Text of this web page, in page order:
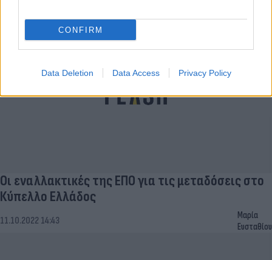
CONFIRM
Data Deletion Data Access Privacy Policy
Οι εναλλακτικές της ΕΠΟ για τις μεταδόσεις στο
Κύπελλο Ελλάδος
11.10.2022 14:43
Μαρία
Ευσταθίου